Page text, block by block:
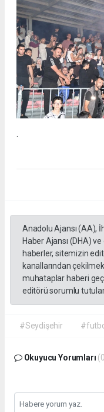
Anadolu Ajansı (AA),
Haber Ajansı (DHA)
haberler, sitemizin
kanallarından
muhataplar haberi
editörü sorumlu
#Seydişehir
Okuyucu Yorumları